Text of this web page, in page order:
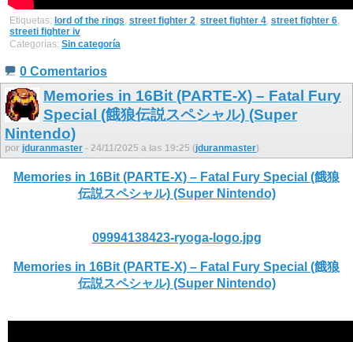
Etiquetas: lord of the rings, street fighter 2, street fighter 4, street fighter 6,
streeti fighter iv
Categorías: Sin categoría
0 Comentarios
Memories in 16Bit (PARTE-X) – Fatal Fury
Special (餓狼伝説スペシャル) (Super
Nintendo)
por jduranmaster - 24/11/2025 a las 19:25 (jduranmaster)
Memories in 16Bit (PARTE-X) – Fatal Fury Special (餓狼
伝説スペシャル) (Super Nintendo)
09994138423-ryoga-logo.jpg
Memories in 16Bit (PARTE-X) – Fatal Fury Special (餓狼
伝説スペシャル) (Super Nintendo)